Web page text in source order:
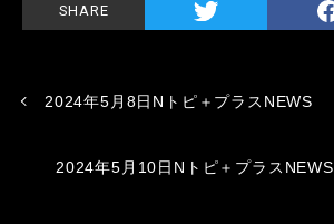
SHARE
2024年5月8日Nトピ＋プラスNEWS
2024年5月10日Nトピ＋プラスNEWS